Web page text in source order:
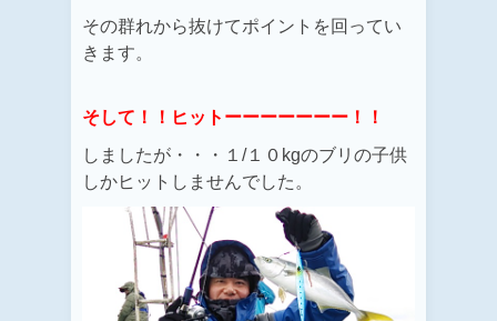
その群れから抜けてポイントを回ってい
きます。
そして！！ヒットーーーーーーー！！
しましたが・・・１/１０kgのブリの子供
しかヒットしませんでした。